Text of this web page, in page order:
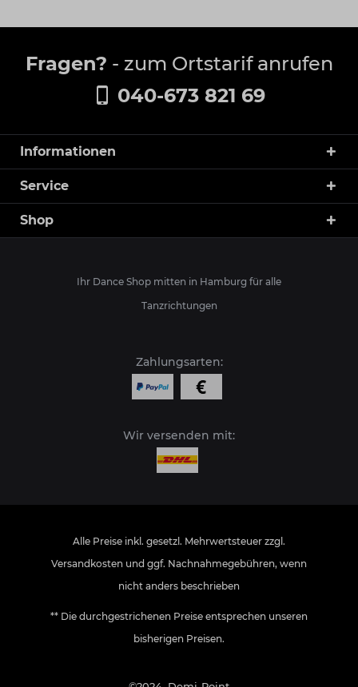
Fragen? - zum Ortstarif anrufen
040-673 821 69
Informationen
Service
Shop
Ihr Dance Shop mitten in Hamburg für alle
Tanzrichtungen
Zahlungsarten:
Wir versenden mit:
Alle Preise inkl. gesetzl. Mehrwertsteuer zzgl.
Versandkosten und ggf. Nachnahmegebühren, wenn
nicht anders beschrieben
** Die durchgestrichenen Preise entsprechen unseren
bisherigen Preisen.